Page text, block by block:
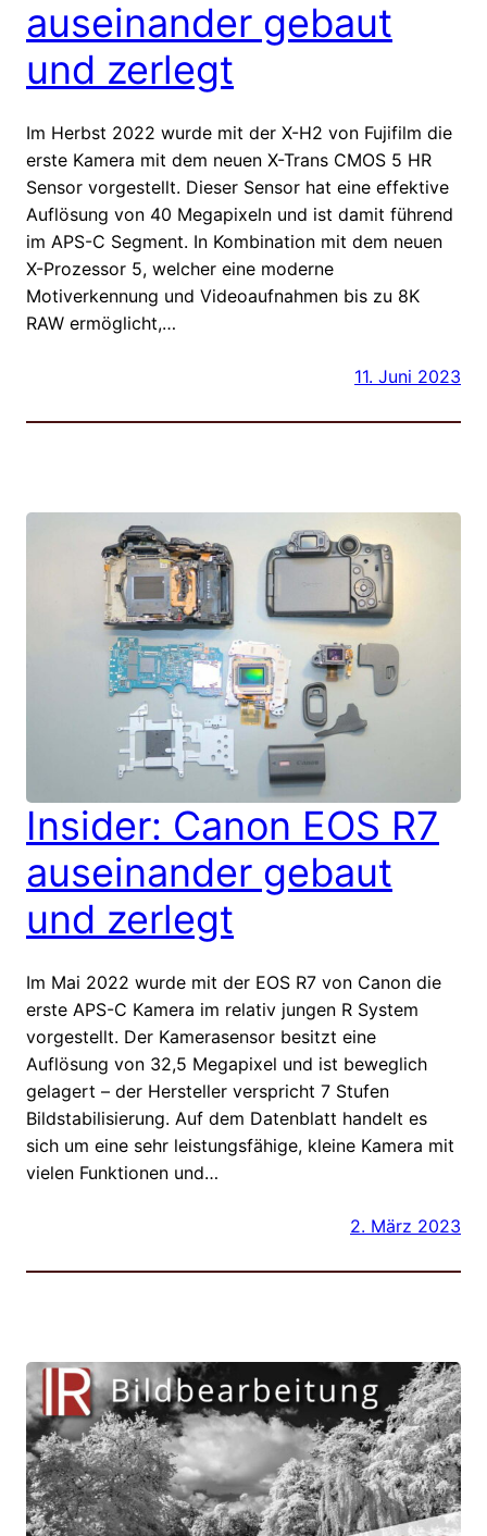
auseinander gebaut
und zerlegt
Im Herbst 2022 wurde mit der X-H2 von Fujifilm die
erste Kamera mit dem neuen X-Trans CMOS 5 HR
Sensor vorgestellt. Dieser Sensor hat eine effektive
Auflösung von 40 Megapixeln und ist damit führend
im APS-C Segment. In Kombination mit dem neuen
X-Prozessor 5, welcher eine moderne
Motiverkennung und Videoaufnahmen bis zu 8K
RAW ermöglicht,…
11. Juni 2023
Insider: Canon EOS R7
auseinander gebaut
und zerlegt
Im Mai 2022 wurde mit der EOS R7 von Canon die
erste APS-C Kamera im relativ jungen R System
vorgestellt. Der Kamerasensor besitzt eine
Auflösung von 32,5 Megapixel und ist beweglich
gelagert – der Hersteller verspricht 7 Stufen
Bildstabilisierung. Auf dem Datenblatt handelt es
sich um eine sehr leistungsfähige, kleine Kamera mit
vielen Funktionen und…
2. März 2023